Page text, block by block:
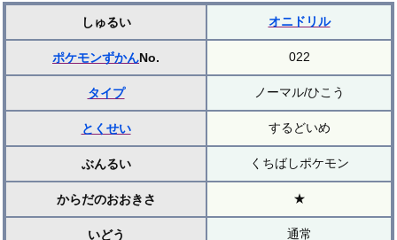
しゅるい オニドリル
ポケモンずかんNo. 022
タイプ ノーマル/ひこう
とくせい するどいめ
ぶんるい くちばしポケモン
からだのおおきさ ★
いどう 通常